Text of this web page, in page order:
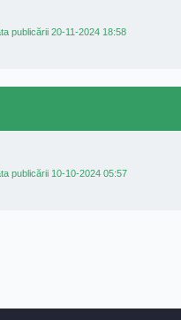
publicării 20-11-2024 18:58
publicării 10-10-2024 05:57